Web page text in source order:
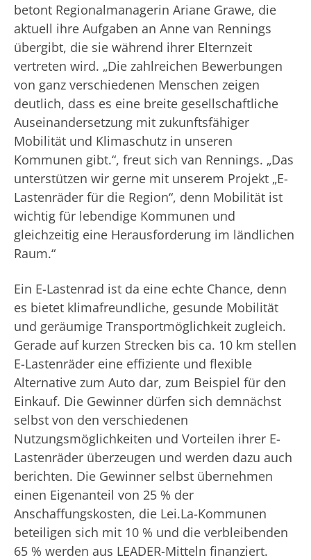
betont Regionalmanagerin Ariane Grawe, die
aktuell ihre Aufgaben an Anne van Rennings
übergibt, die sie während ihrer Elternzeit
vertreten wird. „Die zahlreichen Bewerbungen
von ganz verschiedenen Menschen zeigen
deutlich, dass es eine breite gesellschaftliche
Auseinandersetzung mit zukunftsfähiger
Mobilität und Klimaschutz in unseren
Kommunen gibt.“, freut sich van Rennings. „Das
unterstützen wir gerne mit unserem Projekt „E-
Lastenräder für die Region“, denn Mobilität ist
wichtig für lebendige Kommunen und
gleichzeitig eine Herausforderung im ländlichen
Raum.“
Ein E-Lastenrad ist da eine echte Chance, denn
es bietet klimafreundliche, gesunde Mobilität
und geräumige Transportmöglichkeit zugleich.
Gerade auf kurzen Strecken bis ca. 10 km stellen
E-Lastenräder eine effiziente und flexible
Alternative zum Auto dar, zum Beispiel für den
Einkauf. Die Gewinner dürfen sich demnächst
selbst von den verschiedenen
Nutzungsmöglichkeiten und Vorteilen ihrer E-
Lastenräder überzeugen und werden dazu auch
berichten. Die Gewinner selbst übernehmen
einen Eigenanteil von 25 % der
Anschaffungskosten, die Lei.La-Kommunen
beteiligen sich mit 10 % und die verbleibenden
65 % werden aus LEADER-Mitteln finanziert.